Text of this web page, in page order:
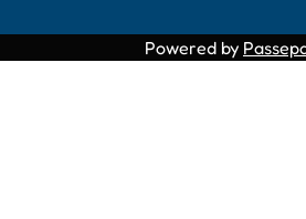
Powered by